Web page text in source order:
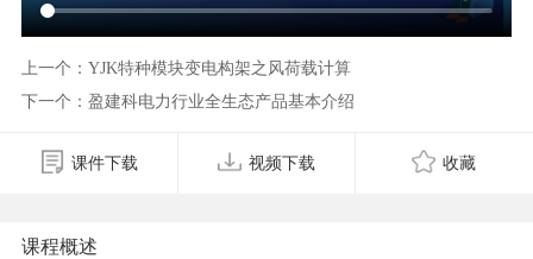
上一个：YJK特种模块变电构架之风荷载计算
下一个：盈建科电力行业全生态产品基本介绍
课件下载 视频下载 收藏
课程概述